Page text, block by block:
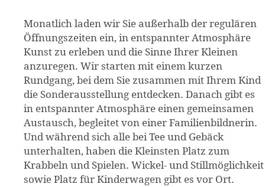
Monatlich laden wir Sie außerhalb der regulären
Öffnungszeiten ein, in entspannter Atmosphäre
Kunst zu erleben und die Sinne Ihrer Kleinen
anzuregen. Wir starten mit einem kurzen
Rundgang, bei dem Sie zusammen mit Ihrem Kind
die Sonderausstellung entdecken. Danach gibt es
in entspannter Atmosphäre einen gemeinsamen
Austausch, begleitet von einer Familienbildnerin.
Und während sich alle bei Tee und Gebäck
unterhalten, haben die Kleinsten Platz zum
Krabbeln und Spielen. Wickel- und Stillmöglichkeit
sowie Platz für Kinderwagen gibt es vor Ort.